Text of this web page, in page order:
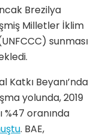
Brezilya
Milletler İklim
sunması
Katkı Beyanı’nda
yolunda, 2019
%47 oranında
. BAE,